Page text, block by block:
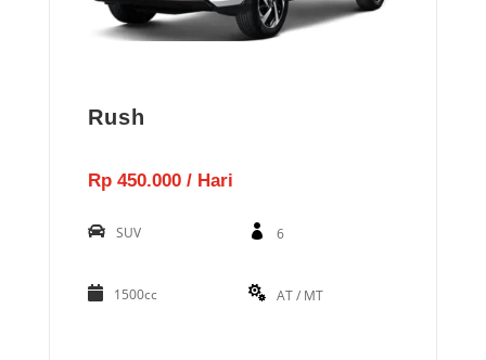
Rush
Rp 450.000 / Hari
SUV 6
1500cc AT / MT